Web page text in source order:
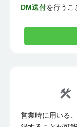
DM送付を行うこ
営業時に用いる